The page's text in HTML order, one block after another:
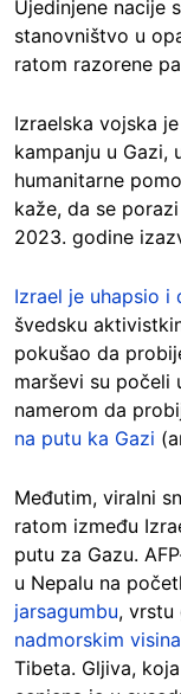
Ujedinjene nacije
stanovništvo u
ratom razorene
Izraelska vojska
kampanju u Gazi,
humanitarne
kaže, da se
2023. godine
Izrael je uhapsio i
švedsku
pokušao da
marševi su počeli
namerom da
na putu ka Gazi
Međutim, viralni
ratom između
putu za Gazu.
u Nepalu na
jarsagumbu, vrstu
nadmorskim
Tibeta. Gljiva,